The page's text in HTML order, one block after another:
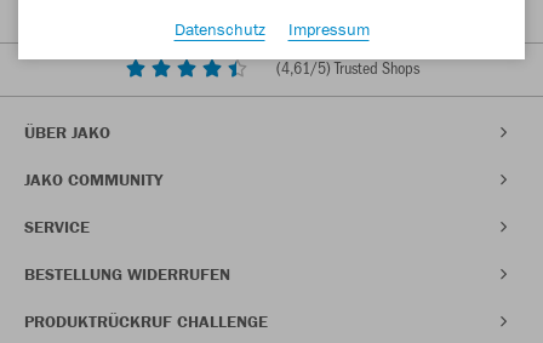
(4,61/5) Trusted Shops
ÜBER JAKO
JAKO COMMUNITY
SERVICE
BESTELLUNG WIDERRUFEN
PRODUKTRÜCKRUF CHALLENGE
Datenschutz
Impressum